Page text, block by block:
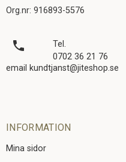
Org.nr: 916893-5576
local_phone
Tel.
0702 36 21 76
email kundtjanst@jiteshop.se
INFORMATION
Mina sidor